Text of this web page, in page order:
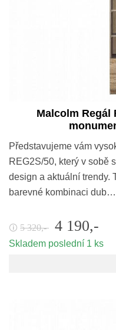
Malcolm Regál
Představujeme vám
REG2S/50, který v sobě
design a aktuální trendy.
barevné kombinaci dub…
🛈 5 320,- 4 190,-
Skladem poslední 1 ks